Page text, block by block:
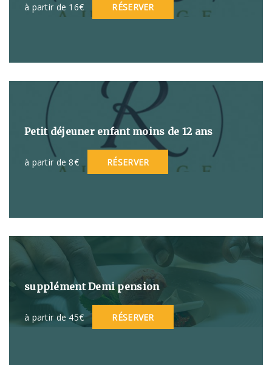
à partir de 16€ RÉSERVER
Petit déjeuner enfant moins de 12 ans
à partir de 8€ RÉSERVER
supplément Demi pension
à partir de 45€ RÉSERVER